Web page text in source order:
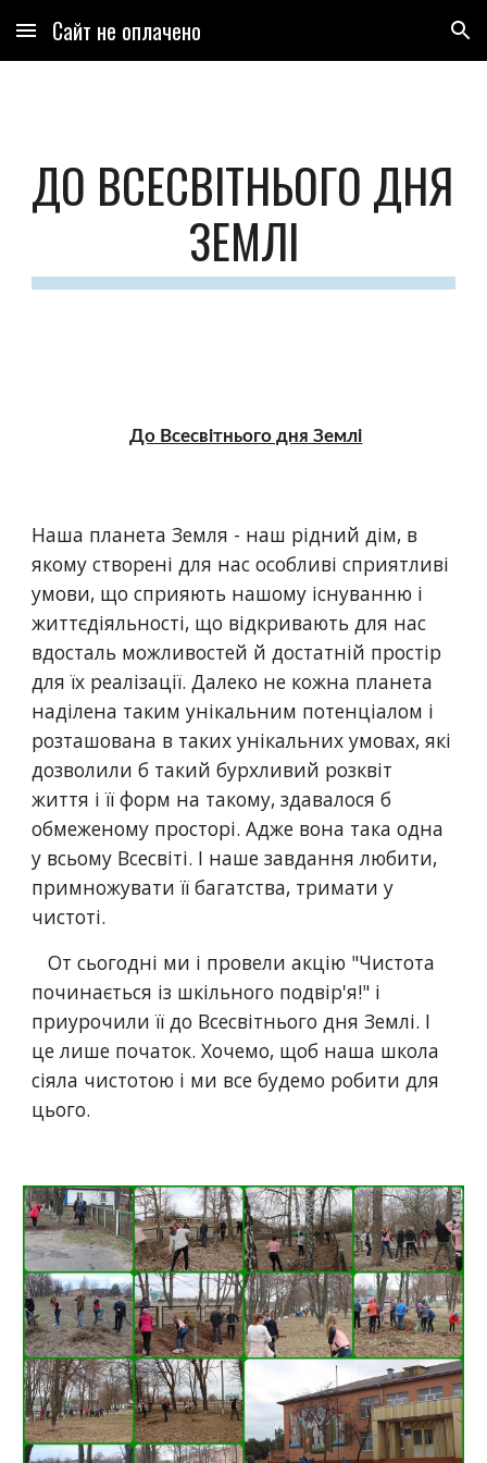
Skip to main content Skip to navigation
Сайт не оплачено
ДО ВСЕСВІТНЬОГО ДНЯ
ЗЕМЛІ
До Всесвітнього дня Землі
Наша планета Земля - наш рідний дім, в
якому створені для нас особливі сприятливі
умови, що сприяють нашому існуванню і
життєдіяльності, що відкривають для нас
вдосталь можливостей й достатній простір
для їх реалізації. Далеко не кожна планета
наділена таким унікальним потенціалом і
розташована в таких унікальних умовах, які
дозволили б такий бурхливий розквіт
життя і її форм на такому, здавалося б
обмеженому просторі. Адже вона така одна
у всьому Всесвіті. І наше завдання любити,
примножувати її багатства, тримати у
чистоті.
   От сьогодні ми і провели акцію "Чистота
починається із шкільного подвір'я!" і
приурочили її до Всесвітнього дня Землі. І
це лише початок. Хочемо, щоб наша школа
сіяла чистотою і ми все будемо робити для
цього.